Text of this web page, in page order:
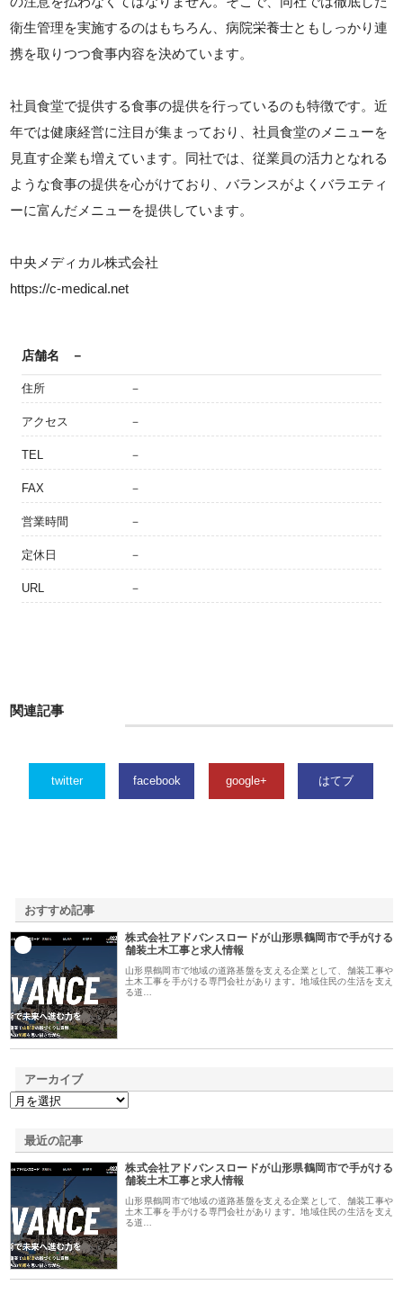
衛生管理を実施するのはもちろん、病院栄養士ともしっかり連
携を取りつつ食事内容を決めています。
社員食堂で提供する食事の提供を行っているのも特徴です。近
年では健康経営に注目が集まっており、社員食堂のメニューを
見直す企業も増えています。同社では、従業員の活力となれる
ような食事の提供を心がけており、バランスがよくバラエティ
ーに富んだメニューを提供しています。
中央メディカル株式会社
https://c-medical.net
店舗名 －
住所 －
アクセス －
TEL －
FAX －
営業時間 －
定休日 －
URL －
関連記事
twitter facebook google+ はてブ
おすすめ記事
株式会社アドバンスロードが山形県鶴岡市で手がける
舗装土木工事と求人情報
山形県鶴岡市で地域の道路基盤を支える企業として、舗装工事や
土木工事を手がける専門会社があります。地域住民の生活を支え
る道…
アーカイブ
最近の記事
株式会社アドバンスロードが山形県鶴岡市で手がける
舗装土木工事と求人情報
山形県鶴岡市で地域の道路基盤を支える企業として、舗装工事や
土木工事を手がける専門会社があります。地域住民の生活を支え
る道…